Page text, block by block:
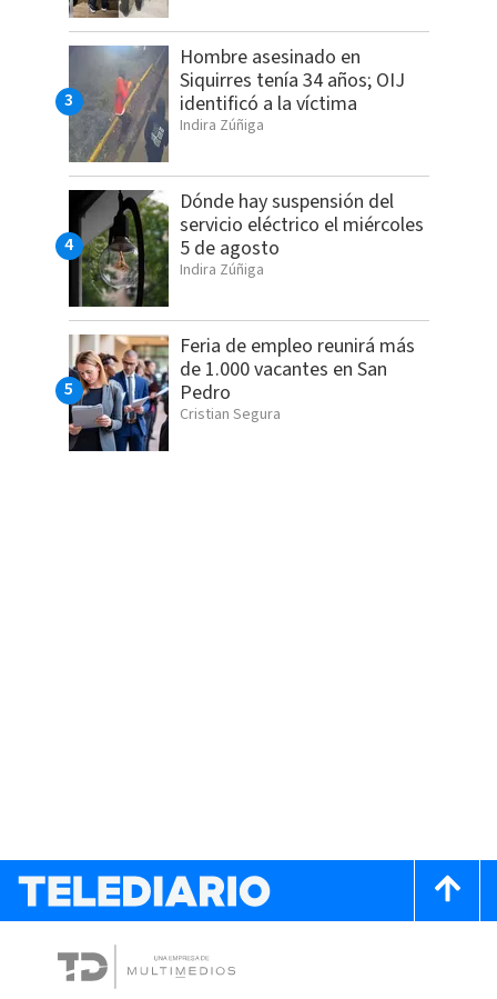
Hombre asesinado en
Siquirres tenía 34 años; OIJ
identificó a la víctima
Indira Zúñiga
Dónde hay suspensión del
servicio eléctrico el miércoles
5 de agosto
Indira Zúñiga
Feria de empleo reunirá más
de 1.000 vacantes en San
Pedro
Cristian Segura